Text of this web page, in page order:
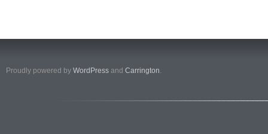
Proudly powered by WordPress and Carrington